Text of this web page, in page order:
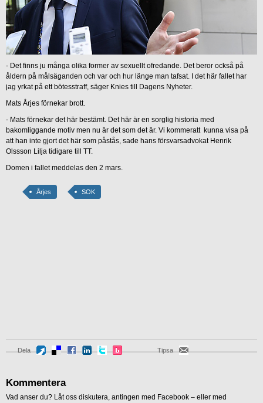
- Det finns ju många olika former av sexuellt ofredande. Det beror också på
åldern på målsäganden och var och hur länge man tafsat. I det här fallet har
jag yrkat på ett bötesstraff, säger Knies till Dagens Nyheter.
Mats Årjes förnekar brott.
- Mats förnekar det här bestämt. Det här är en sorglig historia med
bakomliggande motiv men nu är det som det är. Vi kommeratt kunna visa på
att han inte gjort det här som påstås, sade hans försvarsadvokat Henrik
Olssson Lilja tidigare till TT.
Domen i fallet meddelas den 2 mars.
Årjes SOK
Dela Tipsa
Kommentera
Vad anser du? Låt oss diskutera, antingen med Facebook – eller med